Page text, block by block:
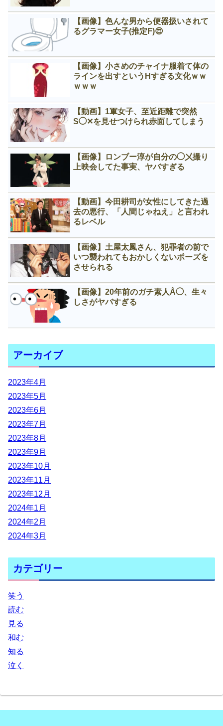
【画像】色んな男から便器扱いされて
るグラマー女子(推定F)😍
【画像】小さめのチャイナ服着て体の
ラインを出すというНすぎる文化ｗｗ
ｗｗｗ
【動画】1軍女子、至近距離で突然
S◯✕を見せつけられ赤面してしまう
【画像】ロンブー淳が自分の◯㐅撮り
上映会してた事実、ヤバすぎる
【動画】今田耕司が女性にしてきた過
去の悪行、「人間じゃねえ」と言われ
るレベル
【画像】土屋太鳳さん、犯罪者の前で
いつ襲われてもおかしくないポーズを
させられる
【画像】20年前のガチ素人Å◯、生々
しさがヤバすぎる
アーカイブ
2023年4月
2023年5月
2023年6月
2023年7月
2023年8月
2023年9月
2023年10月
2023年11月
2023年12月
2024年1月
2024年2月
2024年3月
カテゴリー
笑う
読む
見る
和む
知る
泣く